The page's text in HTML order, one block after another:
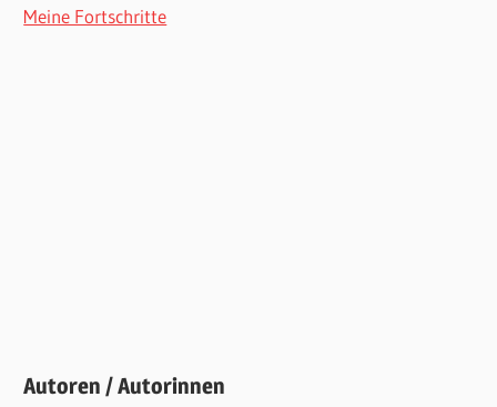
Meine Fortschritte
Eli Easton